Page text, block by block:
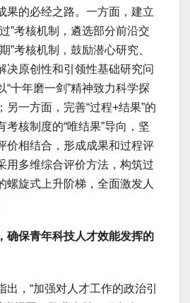
果的必经之路。一方面，建立
”考核机制，遴选部分前沿交
”考核机制，鼓励潜心研究、
决原创性和引领性基础研究问
“十年磨一剑”精神致力科学探
另一方面，完善“过程+结果”的
考核制度的“唯结果”导向，坚
价相结合，形成成果和过程评
用多维综合评价方法，构筑过
螺旋式上升阶梯，全面激发人
保青年科技人才效能发挥的
，“加强对人才工作的政治引